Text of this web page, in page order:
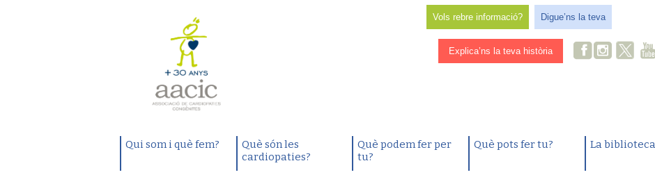
Vols rebre informació? Digue’ns la teva
Explica’ns la teva història
Qui som i què fem?
Què són les
cardiopaties?
Què podem fer per
tu?
Què pots fer tu? La biblioteca